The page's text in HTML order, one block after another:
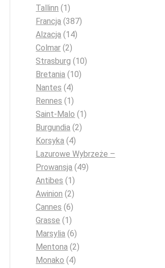
Tallinn (1)
Francja (387)
Alzacja (14)
Colmar (2)
Strasburg (10)
Bretania (10)
Nantes (4)
Rennes (1)
Saint-Malo (1)
Burgundia (2)
Korsyka (4)
Lazurowe Wybrzeże –
Prowansja (49)
Antibes (1)
Awinion (2)
Cannes (6)
Grasse (1)
Marsylia (6)
Mentona (2)
Monako (4)